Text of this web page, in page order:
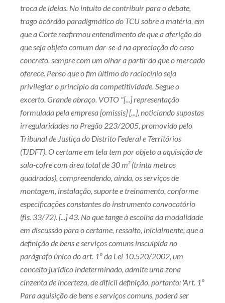
troca de ideias. No intuito de contribuir para o debate,
trago acórdão paradigmático do TCU sobre a matéria, em
que a Corte reafirmou entendimento de que a aferição do
que seja objeto comum dar-se-á na apreciação do caso
concreto, sempre com um olhar a partir do que o mercado
oferece. Penso que o fim último do raciocínio seja
privilegiar o princípio da competitividade. Segue o
excerto. Grande abraço. VOTO "[...] representação
formulada pela empresa [omissis] [...], noticiando supostas
irregularidades no Pregão 223/2005, promovido pelo
Tribunal de Justiça do Distrito Federal e Territórios
(TJDFT). O certame em tela tem por objeto a aquisição de
sala-cofre com área total de 30 m² (trinta metros
quadrados), compreendendo, ainda, os serviços de
montagem, instalação, suporte e treinamento, conforme
especificações constantes do instrumento convocatório
(fls. 33/72). [...] 43. No que tange à escolha da modalidade
em discussão para o certame, ressalto, inicialmente, que a
definição de bens e serviços comuns insculpida no
parágrafo único do art. 1º da Lei 10.520/2002, um
conceito jurídico indeterminado, admite uma zona
cinzenta de incerteza, de difícil definição, portanto: 'Art. 1º
Para aquisição de bens e serviços comuns, poderá ser